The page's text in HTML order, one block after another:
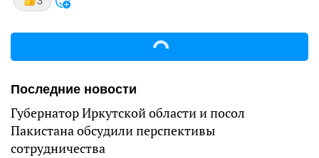
Последние новости
Губернатор Иркутской области и посол
Пакистана обсудили перспективы
сотрудничества